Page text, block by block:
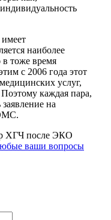
наиболее
тоже время
с 2006 года этот
услуг,
каждая пара,
на
ваши вопросы